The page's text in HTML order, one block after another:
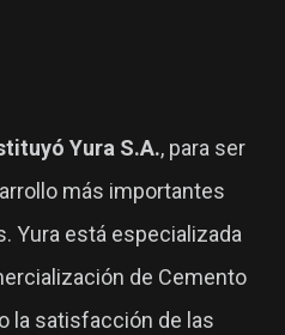
Yura S.A., para ser
más importantes
Yura está especializada
de Cemento
la satisfacción de las